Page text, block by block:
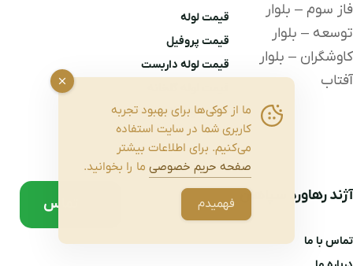
تماس
فاز سوم – بلوار
توسعه – بلوار
کاوشگران – بلوار
آفتاب
قیمت لوله
قیمت پروفیل
قیمت لوله داربست
قیمت لوله فلزی
آژند رهاورد سپاهان
تماس با ما
ما از کوکی‌ها برای بهبود تجربه
کاربری شما در سایت استفاده
می‌کنیم. برای اطلاعات بیشتر
صفحه حریم خصوصی ما را بخوانید.
فهمیدم